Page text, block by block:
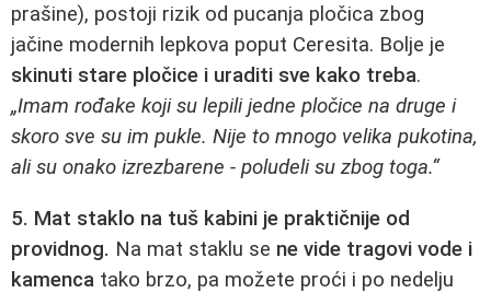
prašine), postoji rizik od pucanja pločica zbog
jačine modernih lepkova poput Ceresita. Bolje je
skinuti stare pločice i uraditi sve kako treba.
„Imam rođake koji su lepili jedne pločice na druge i
skoro sve su im pukle. Nije to mnogo velika pukotina,
ali su onako izrezbarene - poludeli su zbog toga.“
5. Mat staklo na tuš kabini je praktičnije od
providnog. Na mat staklu se ne vide tragovi vode i
kamenca tako brzo, pa možete proći i po nedelju